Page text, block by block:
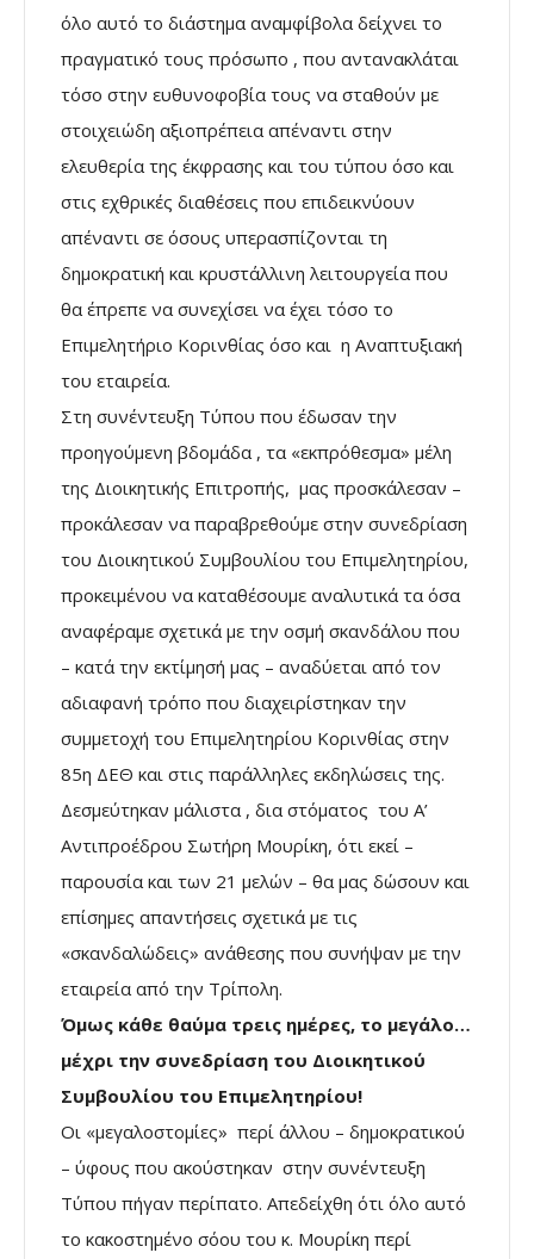
όλο αυτό το διάστημα αναμφίβολα δείχνει το
πραγματικό τους πρόσωπο , που αντανακλάται
τόσο στην ευθυνοφοβία τους να σταθούν με
στοιχειώδη αξιοπρέπεια απέναντι στην
ελευθερία της έκφρασης και του τύπου όσο και
στις εχθρικές διαθέσεις που επιδεικνύουν
απέναντι σε όσους υπερασπίζονται τη
δημοκρατική και κρυστάλλινη λειτουργεία που
θα έπρεπε να συνεχίσει να έχει τόσο το
Επιμελητήριο Κορινθίας όσο και η Αναπτυξιακή
του εταιρεία.
Στη συνέντευξη Τύπου που έδωσαν την
προηγούμενη βδομάδα , τα «εκπρόθεσμα» μέλη
της Διοικητικής Επιτροπής, μας προσκάλεσαν –
προκάλεσαν να παραβρεθούμε στην συνεδρίαση
του Διοικητικού Συμβουλίου του Επιμελητηρίου,
προκειμένου να καταθέσουμε αναλυτικά τα όσα
αναφέραμε σχετικά με την οσμή σκανδάλου που
– κατά την εκτίμησή μας – αναδύεται από τον
αδιαφανή τρόπο που διαχειρίστηκαν την
συμμετοχή του Επιμελητηρίου Κορινθίας στην
85η ΔΕΘ και στις παράλληλες εκδηλώσεις της.
Δεσμεύτηκαν μάλιστα , δια στόματος του Α’
Αντιπροέδρου Σωτήρη Μουρίκη, ότι εκεί –
παρουσία και των 21 μελών – θα μας δώσουν και
επίσημες απαντήσεις σχετικά με τις
«σκανδαλώδεις» ανάθεσης που συνήψαν με την
εταιρεία από την Τρίπολη.
Όμως κάθε θαύμα τρεις ημέρες, το μεγάλο…
μέχρι την συνεδρίαση του Διοικητικού
Συμβουλίου του Επιμελητηρίου!
Οι «μεγαλοστομίες» περί άλλου – δημοκρατικού
– ύφους που ακούστηκαν στην συνέντευξη
Τύπου πήγαν περίπατο. Απεδείχθη ότι όλο αυτό
το κακοστημένο σόου του κ. Μουρίκη περί